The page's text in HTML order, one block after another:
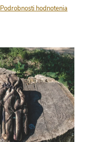
Podrobnosti hodnotenia